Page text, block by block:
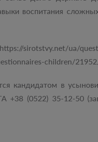
воспитания
sirotstvy.net/ua/
children/
кандидатом в
(0522) 35-12-50